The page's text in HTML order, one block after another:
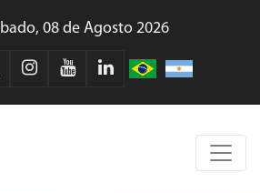
08 de Agosto 2026